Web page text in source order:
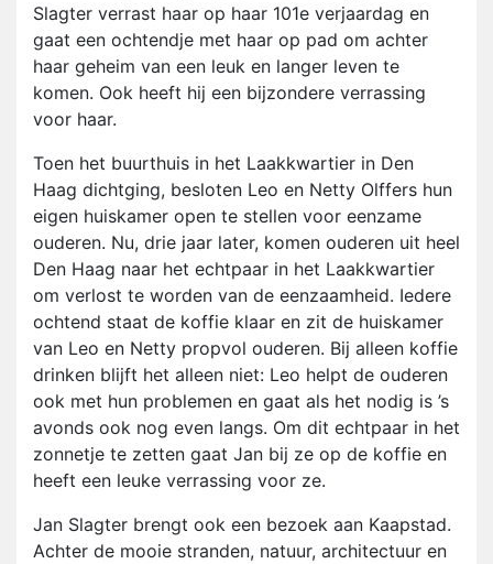
Slagter verrast haar op haar 101e verjaardag en
gaat een ochtendje met haar op pad om achter
haar geheim van een leuk en langer leven te
komen. Ook heeft hij een bijzondere verrassing
voor haar.
Toen het buurthuis in het Laakkwartier in Den
Haag dichtging, besloten Leo en Netty Olffers hun
eigen huiskamer open te stellen voor eenzame
ouderen. Nu, drie jaar later, komen ouderen uit heel
Den Haag naar het echtpaar in het Laakkwartier
om verlost te worden van de eenzaamheid. Iedere
ochtend staat de koffie klaar en zit de huiskamer
van Leo en Netty propvol ouderen. Bij alleen koffie
drinken blijft het alleen niet: Leo helpt de ouderen
ook met hun problemen en gaat als het nodig is ’s
avonds ook nog even langs. Om dit echtpaar in het
zonnetje te zetten gaat Jan bij ze op de koffie en
heeft een leuke verrassing voor ze.
Jan Slagter brengt ook een bezoek aan Kaapstad.
Achter de mooie stranden, natuur, architectuur en